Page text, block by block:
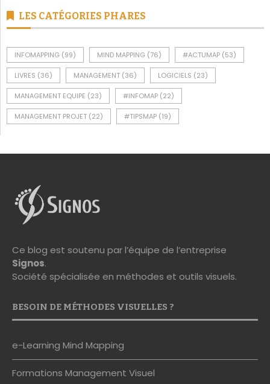
LES CATÉGORIES PHARES
INFOMAPPING (99) MIND MAPPING (76) #ACTUMAP (53)
LIVRES (36) MANAGEMENT (36) LOGICIELS (23)
MANAGEMENT EQUIPE (23) #INFOMAP (22)
MANAGEMENT PROJET (22) #TIPSMAP (19)
Ce blog est soutenu par l’équipe de l’entreprise
Signos.
Société spécialisée en méthodes et outils visuels.
BESOIN DE MÉTHODES VISUELLES ?
e-Learning Mind Mapping
Formations Management Visuel